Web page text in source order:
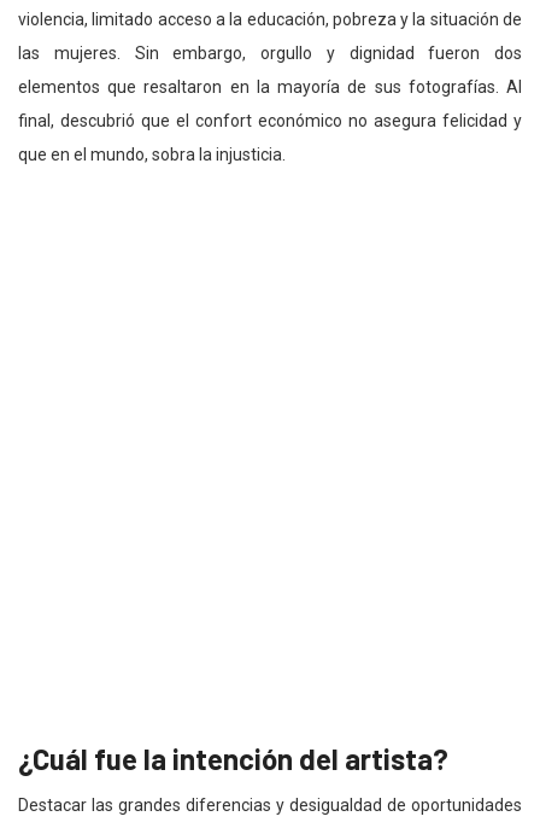
violencia, limitado acceso a la educación, pobreza y la situación de
las mujeres. Sin embargo, orgullo y dignidad fueron dos
elementos que resaltaron en la mayoría de sus fotografías. Al
final, descubrió que el confort económico no asegura felicidad y
que en el mundo, sobra la injusticia.
¿Cuál fue la intención del artista?
Destacar las grandes diferencias y desigualdad de oportunidades